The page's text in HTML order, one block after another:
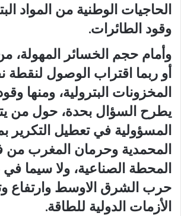
الحاجيات الوطنية من المواد
وقود الطائرات.
وأمام حجم الخسائر المهولة،
أو ربما اقتراب الوصول لنقطة
المخزونات البترولية، ومنها
يطرح السؤال بحدة، حول من
المسؤولية في تعطيل التكرير
المحمدية وحرمان المغرب من
المحطة الصناعية، ولا سيما
حرب الشرق الاوسط وارتفاع
الأزمات الدولية للطاقة.